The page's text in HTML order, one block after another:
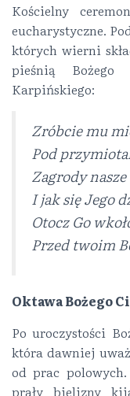
Kościelny
eucharystyczne.
których wierni
pieśnią
Karpińskiego:
Zróbcie mu
Pod
Zagrody
I jak się Jego
Otocz Go
Przed twoim
Oktawa Bożego
Po uroczystości
która dawniej
od prac
prały bielizny